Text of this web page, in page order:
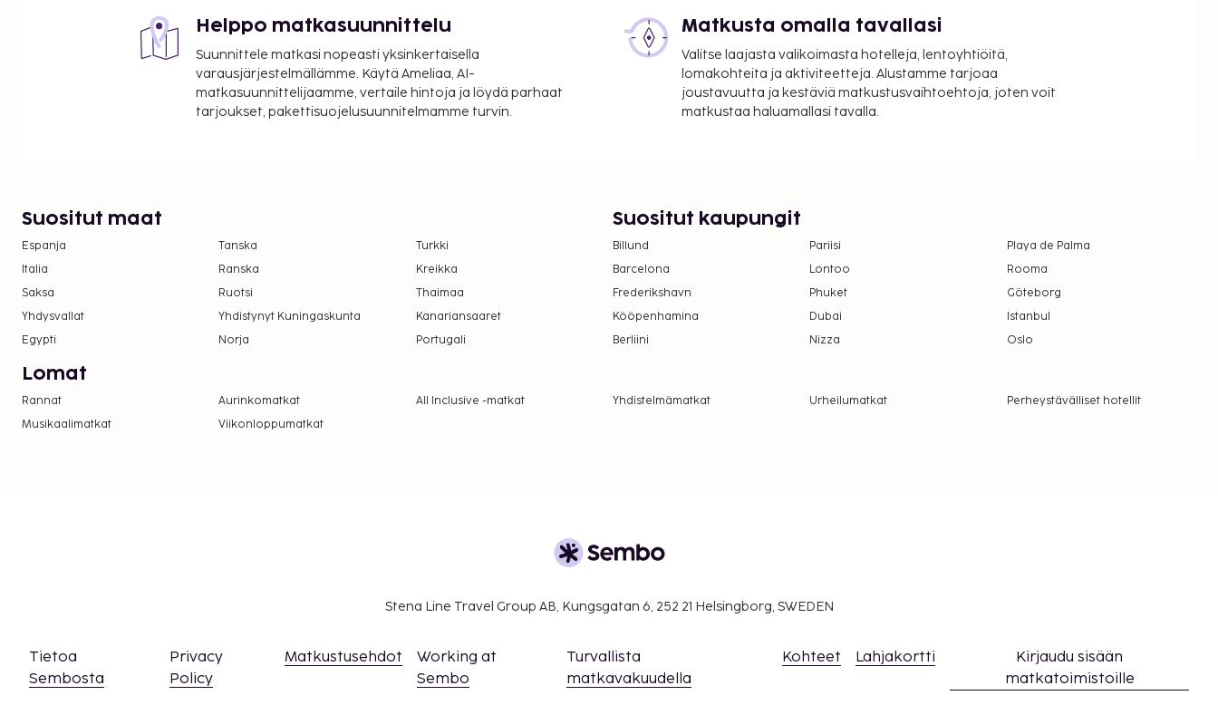
Helppo matkasuunnittelu
Suunnittele matkasi nopeasti yksinkertaisella
varausjärjestelmällämme. Käytä Ameliaa, AI-
matkasuunnittelijaamme, vertaile hintoja ja löydä parhaat
tarjoukset, pakettisuojelusuunnitelmamme turvin.
Matkusta omalla tavallasi
Valitse laajasta valikoimasta hotelleja, lentoyhtiöitä,
lomakohteita ja aktiviteetteja. Alustamme tarjoaa
joustavuutta ja kestäviä matkustusvaihtoehtoja, joten voit
matkustaa haluamallasi tavalla.
Suositut maat
Espanja Tanska
Turkki
Italia
Ranska
Kreikka
Saksa
Ruotsi
Thaimaa
Yhdysvallat
Yhdistynyt Kuningaskunta
Kanariansaaret
Egypti
Norja Portugali
Suositut kaupungit
Billund Pariisi
Playa de Palma
Barcelona
Lontoo
Rooma
Frederikshavn
Phuket
Göteborg
Kööpenhamina
Dubai
Istanbul
Berliini
Nizza Oslo
Lomat
Rannat Aurinkomatkat All Inclusive -matkat Yhdistelmämatkat Urheilumatkat
Perheystävälliset hotellit
Musikaalimatkat
Viikonloppumatkat
Stena Line Travel Group AB, Kungsgatan 6, 252 21 Helsingborg, SWEDEN
Tietoa
Sembosta
Privacy
Policy
Matkustusehdot
Working at
Sembo
Turvallista
matkavakuudella
Kohteet Lahjakortti
Kirjaudu sisään
matkatoimistoille